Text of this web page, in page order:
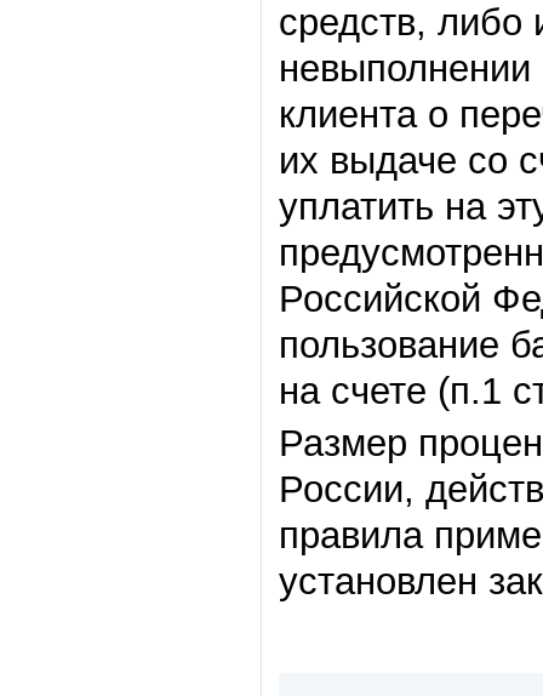
средств, либо
невыполнении
клиента о
их выдаче со
уплатить на
Российской
пользование
на счете (п.1
Размер
России,
правила
установлен